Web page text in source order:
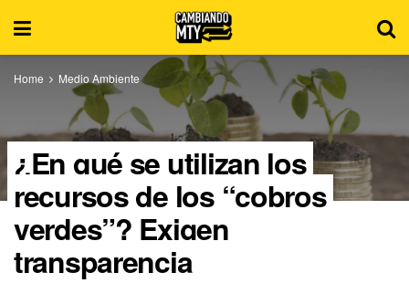
Home Medio Ambiente
¿En qué se utilizan los
recursos de los “cobros
verdes”? Exigen
transparencia